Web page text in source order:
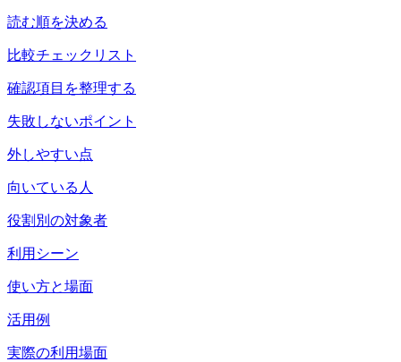
読む順を決める
比較チェックリスト
確認項目を整理する
失敗しないポイント
外しやすい点
向いている人
役割別の対象者
利用シーン
使い方と場面
活用例
実際の利用場面